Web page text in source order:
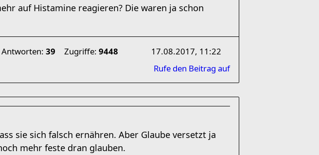
auf Histamine reagieren? Die waren ja schon
Antworten: 39 Zugriffe: 9448
17.08.2017, 11:22
Rufe den Beitrag auf
sie sich falsch ernähren. Aber Glaube versetzt ja
mehr feste dran glauben.